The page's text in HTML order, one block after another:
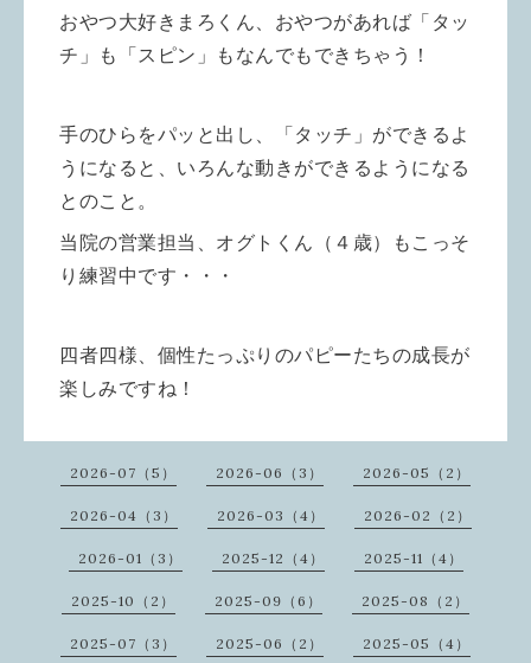
おやつ大好きまろくん、おやつがあれば「タッ
チ」も「スピン」もなんでもできちゃう！
手のひらをパッと出し、「タッチ」ができるよ
うになると、いろんな動きができるようになる
とのこと。
当院の営業担当、オグトくん（４歳）もこっそ
り練習中です・・・
四者四様、個性たっぷりのパピーたちの成長が
楽しみですね！
2026-07（5） 2026-06（3） 2026-05（2）
2026-04（3） 2026-03（4） 2026-02（2）
2026-01（3） 2025-12（4） 2025-11（4）
2025-10（2） 2025-09（6） 2025-08（2）
2025-07（3） 2025-06（2） 2025-05（4）